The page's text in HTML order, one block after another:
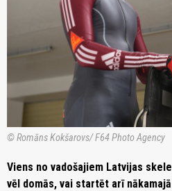
© Romāns Kokšarovs/ F64 Photo Agency
Viens no vadošajiem Latvijas
vēl domās, vai startēt arī